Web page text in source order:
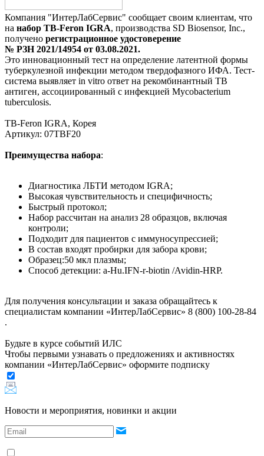
Компания "ИнтерЛабСервис" сообщает своим клиентам, что
на набор TB-Feron IGRA, производства SD Biosensor, Inc.,
получено регистрационное удостоверение
№ РЗН 2021/14954 от 03.08.2021.
Это инновационный тест на определение латентной формы
туберкулезной инфекции методом твердофазного ИФА. Тест-
система выявляет in vitro ответ на рекомбинантный TB
антиген, ассоциированный с инфекцией Mycobacterium
tuberculosis.
TB-Feron IGRA, Корея
Артикул: 07TBF20
Преимущества набора:
Диагностика ЛБТИ методом IGRA;
Высокая чувствительность и специфичность;
Быстрый протокол;
Набор рассчитан на анализ 28 образцов, включая
контроли;
Подходит для пациентов с иммуносупрессией;
В состав входят пробирки для забора крови;
Образец:50 мкл плазмы;
Способ детекции: a-Hu.IFN-r-biotin /Avidin-HRP.
Для получения консультации и заказа обращайтесь к
специалистам компании «ИнтерЛабСервис» 8 (800) 100-28-84
.
Будьте в курсе событий ИЛС
Чтобы первыми узнавать о предложениях и активностях
компании «ИнтерЛабСервис» оформите подписку
Новости и мероприятия, новинки и акции